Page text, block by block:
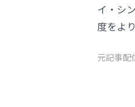
イ・シ
度をよ
元記事配